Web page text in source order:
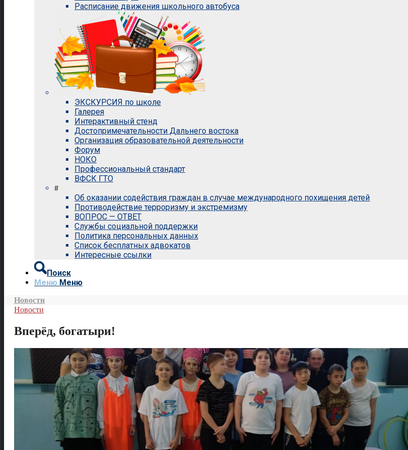
Расписание движения школьного автобуса
ЭКСКУРСИЯ по школе
Галерея
Интерактивный стенд
Достопримечательности Дальнего востока
Организация образовательной деятельности
Форум
НОКО
Профессиональный стандарт
ВФСК ГТО
#
Об оказании содействия граждан в случае международного похищения детей
Противодействие терроризму и экстремизму
ВОПРОС — ОТВЕТ
Службы социальной поддержки
Политика персональных данных
Список бесплатных адвокатов
Интересные ссылки
Поиск
Меню Меню
Новости
Новости
Вперёд, богатыри!